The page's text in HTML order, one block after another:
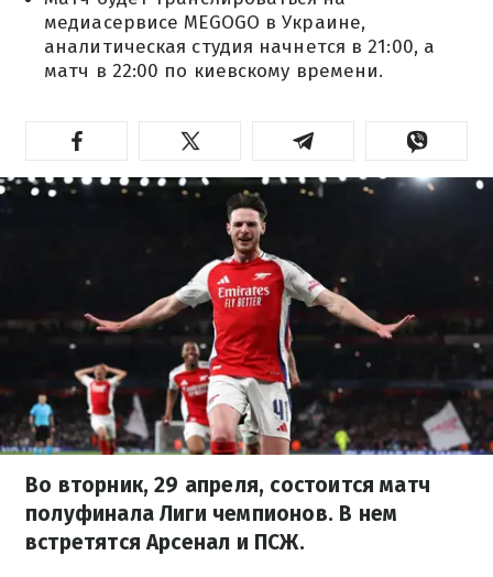
медиасервисе MEGOGO в Украине,
аналитическая студия начнется в 21:00, а
матч в 22:00 по киевскому времени.
Во вторник, 29 апреля, состоится матч
полуфинала Лиги чемпионов. В нем
встретятся Арсенал и ПСЖ.